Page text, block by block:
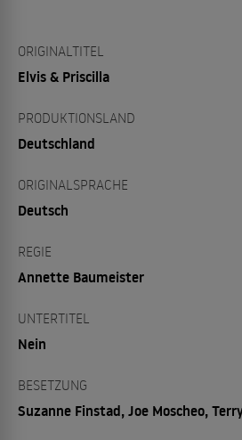
ORIGINALTITEL
Elvis & Priscilla
PRODUKTIONSLAND
Deutschland
ORIGINALSPRACHE
Deutsch
REGIE
Annette Baumeister
UNTERTITEL
Nein
BESETZUNG
Suzanne Finstad, Joe Moscheo,